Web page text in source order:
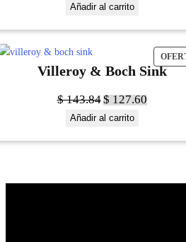
Añadir al carrito
Villeroy & Boch Sink
$143.84$127.60
Añadir al carrito